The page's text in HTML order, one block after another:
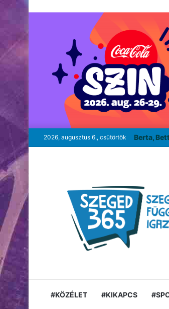
2026, augusztus 6., csütörtök Berta,
#KÖZÉLET #KIKAPCS